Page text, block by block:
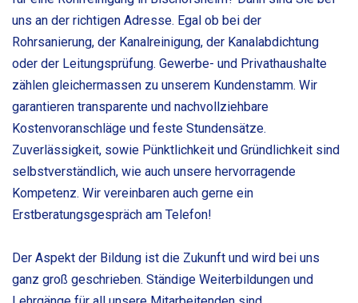
uns an der richtigen Adresse. Egal ob bei der
Rohrsanierung, der Kanalreinigung, der Kanalabdichtung
oder der Leitungsprüfung. Gewerbe- und Privathaushalte
zählen gleichermassen zu unserem Kundenstamm. Wir
garantieren transparente und nachvollziehbare
Kostenvoranschläge und feste Stundensätze.
Zuverlässigkeit, sowie Pünktlichkeit und Gründlichkeit sind
selbstverständlich, wie auch unsere hervorragende
Kompetenz. Wir vereinbaren auch gerne ein
Erstberatungsgespräch am Telefon!
Der Aspekt der Bildung ist die Zukunft und wird bei uns
ganz groß geschrieben. Ständige Weiterbildungen und